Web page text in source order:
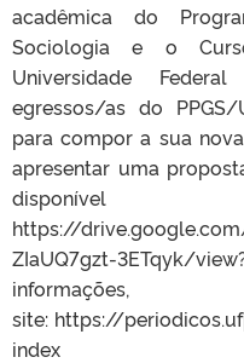
acadêmica do
Sociologia e o
Universidade
egressos/as do
para compor a sua
apresentar uma
https://
ZIaUQ7gzt-3ETqyk/
site: https://
index